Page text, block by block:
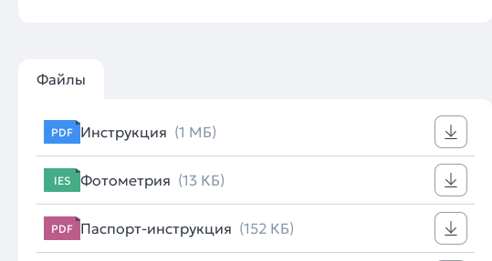
Файлы
PDF Инструкция (1 МБ)
IES Фотометрия (13 КБ)
PDF Паспорт-инструкция (152 КБ)